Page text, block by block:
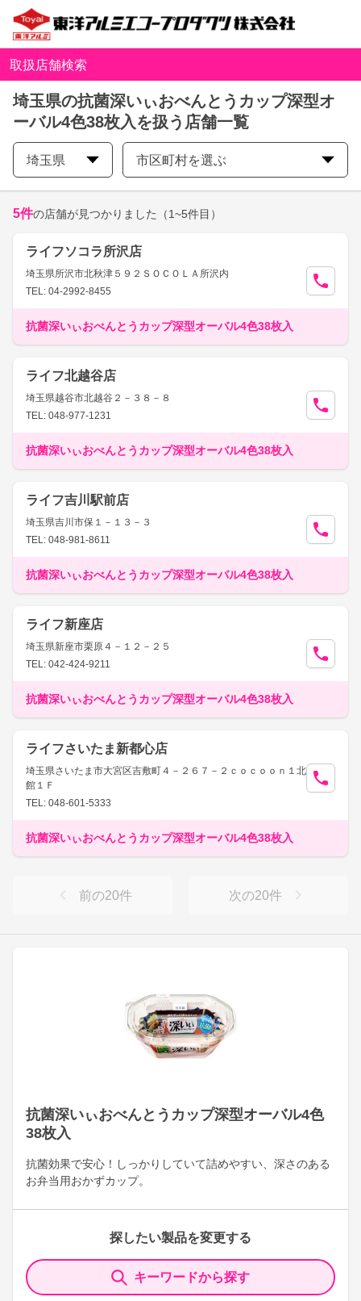
取扱店舗検索
埼玉県の抗菌深いぃおべんとうカップ深型オ
ーバル4色38枚入を扱う店舗一覧
埼玉県 市区町村を選ぶ
抗菌深いぃおべんとうカップ深型オーバル4色
38枚入
抗菌効果で安心！しっかりしていて詰めやすい、深さのある
お弁当用おかずカップ。
探したい製品を変更する
キーワードから探す
5件の店舗が見つかりました （1~5件目）
ライフソコラ所沢店
埼玉県所沢市北秋津５９２ＳＯＣＯＬＡ所沢内
TEL: 04-2992-8455
抗菌深いぃおべんとうカップ深型オーバル4色38枚入
ライフ北越谷店
埼玉県越谷市北越谷２－３８－８
TEL: 048-977-1231
抗菌深いぃおべんとうカップ深型オーバル4色38枚入
ライフ吉川駅前店
埼玉県吉川市保１－１３－３
TEL: 048-981-8611
抗菌深いぃおべんとうカップ深型オーバル4色38枚入
ライフ新座店
埼玉県新座市栗原４－１２－２５
TEL: 042-424-9211
抗菌深いぃおべんとうカップ深型オーバル4色38枚入
ライフさいたま新都心店
埼玉県さいたま市大宮区吉敷町４－２６７－２ｃｏｃｏｏｎ１北
館１Ｆ
TEL: 048-601-5333
抗菌深いぃおべんとうカップ深型オーバル4色38枚入
前の20件 次の20件